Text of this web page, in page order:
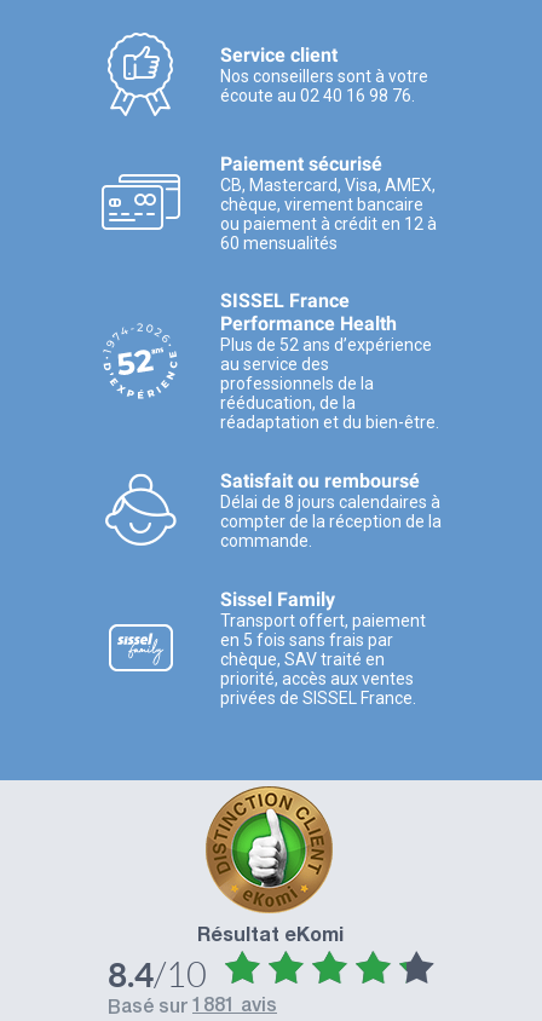
Service client
Nos conseillers sont à votre
écoute au 02 40 16 98 76.
Paiement sécurisé
CB, Mastercard, Visa, AMEX,
chèque, virement bancaire
ou paiement à crédit en 12 à
60 mensualités
SISSEL France
Performance Health
Plus de 52 ans d’expérience
au service des
professionnels de la
rééducation, de la
réadaptation et du bien-être.
Satisfait ou remboursé
Délai de 8 jours calendaires à
compter de la réception de la
commande.
Sissel Family
Transport offert, paiement
en 5 fois sans frais par
chèque, SAV traité en
priorité, accès aux ventes
privées de SISSEL France.
Résultat eKomi
8.4/10
basé sur 1881 avis